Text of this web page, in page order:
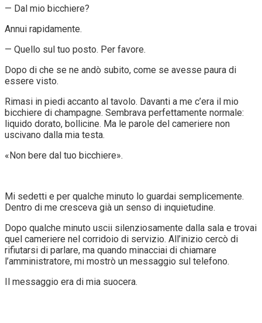
— Dal mio bicchiere?
Annui rapidamente.
— Quello sul tuo posto. Per favore.
Dopo di che se ne andò subito, come se avesse paura di
essere visto.
Rimasi in piedi accanto al tavolo. Davanti a me c’era il mio
bicchiere di champagne. Sembrava perfettamente normale:
liquido dorato, bollicine. Ma le parole del cameriere non
uscivano dalla mia testa.
«Non bere dal tuo bicchiere».
Mi sedetti e per qualche minuto lo guardai semplicemente.
Dentro di me cresceva già un senso di inquietudine.
Dopo qualche minuto uscii silenziosamente dalla sala e trovai
quel cameriere nel corridoio di servizio. All’inizio cercò di
rifiutarsi di parlare, ma quando minacciai di chiamare
l’amministratore, mi mostrò un messaggio sul telefono.
Il messaggio era di mia suocera.